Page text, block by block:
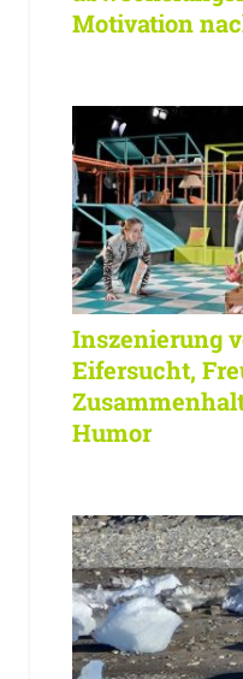
Motivation
Inszenierung
Eifersucht,
Humor